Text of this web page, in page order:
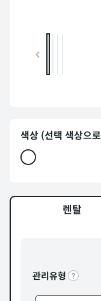
색상 (선택 색상으
렌탈
관리유형